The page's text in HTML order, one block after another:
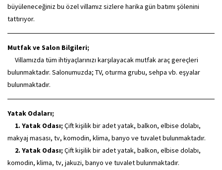
büyüleneceğiniz bu özel villamız sizlere harika gün batımı şölenini
tattırıyor.
Mutfak ve Salon Bilgileri;
Villamızda tüm ihtiyaçlarınızı karşılayacak mutfak araç gereçleri
bulunmaktadır. Salonumuzda; TV, oturma grubu, sehpa vb. eşyalar
bulunmaktadır.
Yatak Odaları;
1. Yatak Odası; Çift kişilik bir adet yatak, balkon, elbise dolabı,
makyaj masası, tv, komodin, klima, banyo ve tuvalet bulunmaktadır.
2. Yatak Odası; Çift kişilik bir adet yatak, balkon, elbise dolabı,
komodin, klima, tv, jakuzi, banyo ve tuvalet bulunmaktadır.